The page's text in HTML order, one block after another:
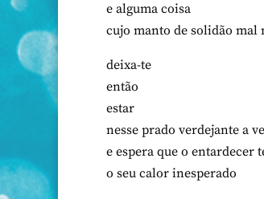
e alguma coisa
cujo manto de solidão mal
deixa-te
então
estar
nesse prado verdejante a
e espera que o entardecer
o seu calor inesperado